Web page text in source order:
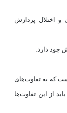
و اختلال پردازش
جود دارد.
که به تفاوت‌های
از این تفاوت‌ها